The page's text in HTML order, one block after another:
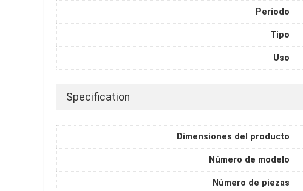
Período
Tipo
Uso
Specification
Dimensiones del producto
Número de modelo
Número de piezas